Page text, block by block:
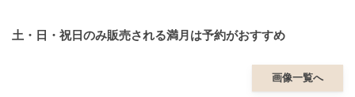
土・日・祝日のみ販売される満月は予約がおすすめ
画像一覧へ